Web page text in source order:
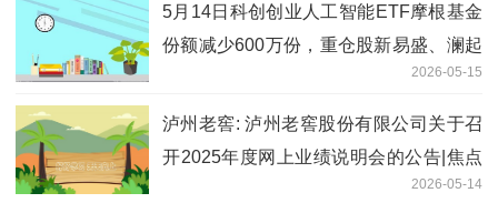
5月14日科创创业人工智能ETF摩根基金
份额减少600万份，重仓股新易盛、澜起
2026-05-15
泸州老窖: 泸州老窖股份有限公司关于召
开2025年度网上业绩说明会的公告|焦点
2026-05-14